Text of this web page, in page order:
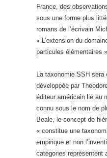
France, des
sous une forme plus
romans de l’écrivain
« L’extension du
particules élémentaires
La taxonomie SSH sera
développée par
éditeur américain lié au
connu sous le nom de
Beale, le concept de
« constitue une
empirique et non
catégories représentent